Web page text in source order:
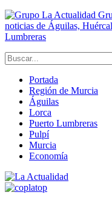
noticias de Águilas,
Lumbreras
Portada
Región de Murcia
Águilas
Lorca
Puerto Lumbreras
Pulpí
Murcia
Economía